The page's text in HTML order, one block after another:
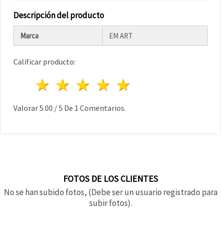
Descripción del producto
Marca EM ART
Calificar producto:
4 estrellas
3 estrellas
2 estrellas
1 estrella
Valorar5.00 /5 De 1 Comentarios.
FOTOS DE LOS CLIENTES
No se han subido fotos, (Debe ser un usuario registrado para
subir fotos).